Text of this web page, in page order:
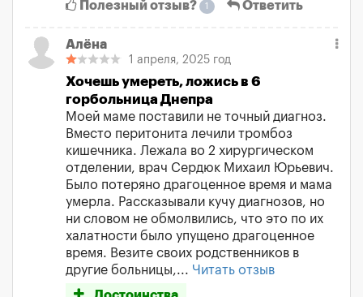
Полезный отзыв? 1 Ответить
Алёна
1 апреля, 2025 год
Хочешь умереть, ложись в 6
горбольница Днепра
Моей маме поставили не точный диагноз.
Вместо перитонита лечили тромбоз
кишечника. Лежала во 2 хирургическом
отделении, врач Сердюк Михаил Юрьевич.
Было потеряно драгоценное время и мама
умерла. Рассказывали кучу диагнозов, но
ни словом не обмолвились, что это по их
халатности было упущено драгоценное
время. Везите своих родственников в
другие больницы,... Читать отзыв